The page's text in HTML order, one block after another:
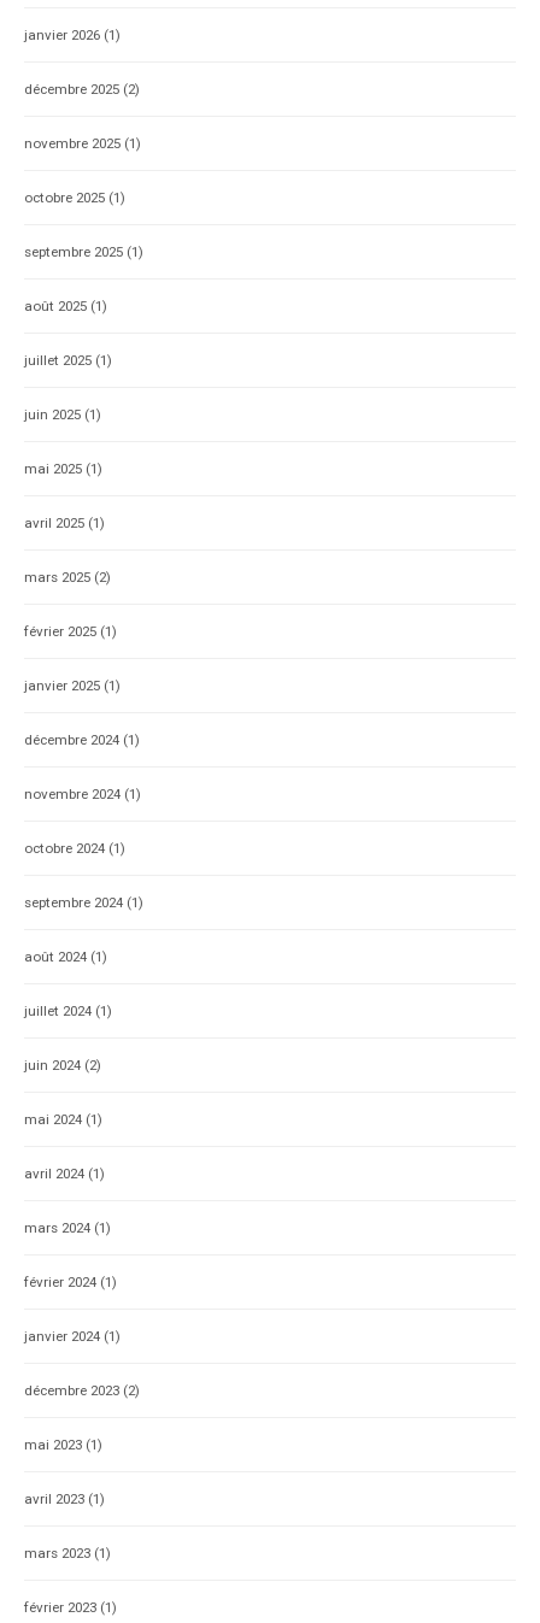
janvier 2026 (1)
décembre 2025 (2)
novembre 2025 (1)
octobre 2025 (1)
septembre 2025 (1)
août 2025 (1)
juillet 2025 (1)
juin 2025 (1)
mai 2025 (1)
avril 2025 (1)
mars 2025 (2)
février 2025 (1)
janvier 2025 (1)
décembre 2024 (1)
novembre 2024 (1)
octobre 2024 (1)
septembre 2024 (1)
août 2024 (1)
juillet 2024 (1)
juin 2024 (2)
mai 2024 (1)
avril 2024 (1)
mars 2024 (1)
février 2024 (1)
janvier 2024 (1)
décembre 2023 (2)
mai 2023 (1)
avril 2023 (1)
mars 2023 (1)
février 2023 (1)